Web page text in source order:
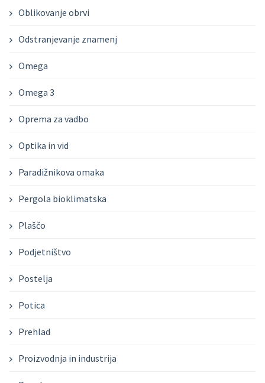
Oblikovanje obrvi
Odstranjevanje znamenj
Omega
Omega 3
Oprema za vadbo
Optika in vid
Paradižnikova omaka
Pergola bioklimatska
Plaščo
Podjetništvo
Postelja
Potica
Prehlad
Proizvodnja in industrija